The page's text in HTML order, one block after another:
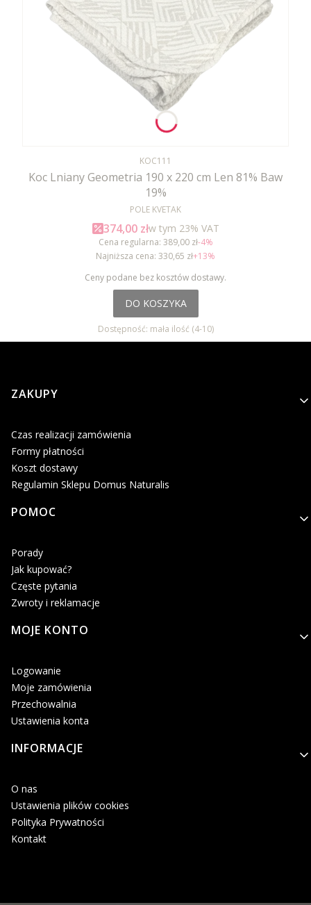
Kod produktu
KOC111
Koc Lniany Geometria 190 x 220 cm Len 81% Baw
19%
PRODUCENT
POLE KVETAK
Cena promocyjna brutto
374,00 złw tym %s VAT
w tym 23% VAT
Cena regularna: 389,00 zł-4%
Najniższa cena: 330,65 zł+13%
Ceny podane bez kosztów dostawy.
DO KOSZYKA
Dostępność: mała ilość (4-10)
Linki w stopce
ZAKUPY
Czas realizacji zamówienia
Formy płatności
Koszt dostawy
Regulamin Sklepu Domus Naturalis
POMOC
Porady
Jak kupować?
Częste pytania
Zwroty i reklamacje
MOJE KONTO
Logowanie
Moje zamówienia
Przechowalnia
Ustawienia konta
INFORMACJE
O nas
Ustawienia plików cookies
Polityka Prywatności
Kontakt